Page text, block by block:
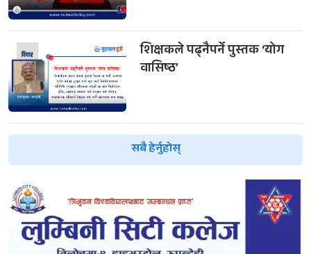
शिक्षकले पढ्नैपर्ने पुस्तक ‘योग
वासिष्ठ’
सबै हेर्नुहोस्